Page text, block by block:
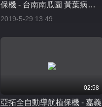
保機 - 台南南瓜園 黃葉病防
治作業
2019-5-29 13:49
02:58
亞拓全自動導航植保機 - 嘉義